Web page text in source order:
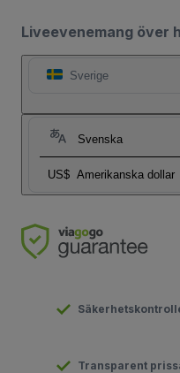
Liveevenemang över
Sverige
Svenska
US$ Amerikanska dollar
Transparent